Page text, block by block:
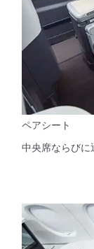
ペアシート
中央席ならびに